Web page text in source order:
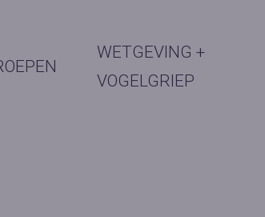
WETGEVING +
VOGELGRIEP